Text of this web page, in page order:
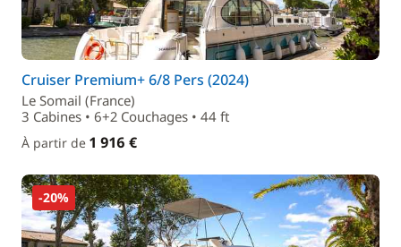
Cruiser Premium+ 6/8 Pers (2024)
Le Somail (France)
3 Cabines • 6+2 Couchages • 44 ft
À partir de 1 916 €
-20%